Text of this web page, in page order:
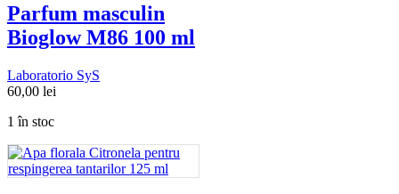
Parfum masculin
Bioglow M86 100 ml
Laboratorio SyS
60,00 lei
1 în stoc